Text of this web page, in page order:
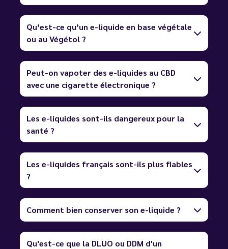
Qu’est-ce qu’un e-liquide en base végétale
ou au Végétol ?
Peut-on vapoter des e-liquides au CBD
avec une cigarette électronique ?
Les e-liquides sont-ils dangereux pour la
santé ?
Les e-liquides français sont-ils plus fiables
?
Comment bien conserver son e-liquide ?
Qu'est-ce que la DLUO ou DDM d'un